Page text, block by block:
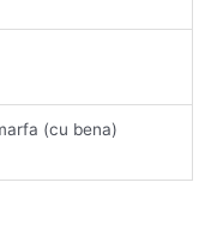
(cu bena)